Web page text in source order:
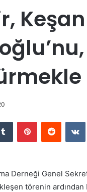
Tumblr PinterestReddit
Derneği Genel
törenin ardından